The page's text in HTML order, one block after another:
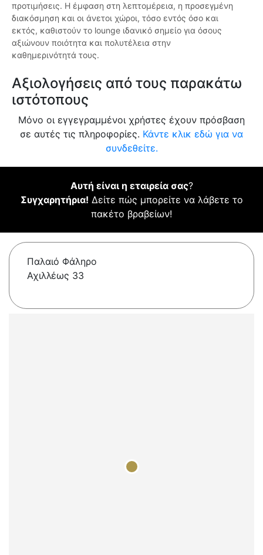
προτιμήσεις. Η έμφαση στη λεπτομέρεια, η προσεγμένη
διακόσμηση και οι άνετοι χώροι, τόσο εντός όσο και
εκτός, καθιστούν το lounge ιδανικό σημείο για όσους
αξιώνουν ποιότητα και πολυτέλεια στην
καθημερινότητά τους.
Αξιολογήσεις από τους παρακάτω
ιστότοπους
Μόνο οι εγγεγραμμένοι χρήστες έχουν πρόσβαση
σε αυτές τις πληροφορίες. Κάντε κλικ εδώ για να
συνδεθείτε.
Αυτή είναι η εταιρεία σας?
Συγχαρητήρια! Δείτε πώς μπορείτε να λάβετε το
πακέτο βραβείων!
Παλαιό Φάληρο
Αχιλλέως 33